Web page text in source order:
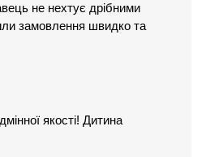
не нехтує дрібними
замовлення швидко та
якості! Дитина